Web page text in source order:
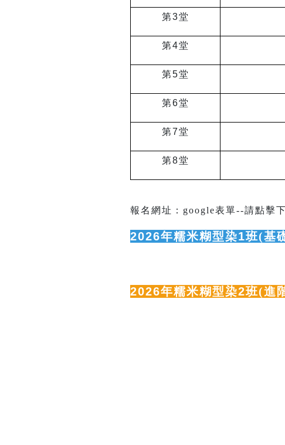
第3堂
第4堂
第5堂
第6堂
第7堂
第8堂
報名網址：google表單--請點擊
2026年糯米糊型染1班(基
2026年糯米糊型染2班(進